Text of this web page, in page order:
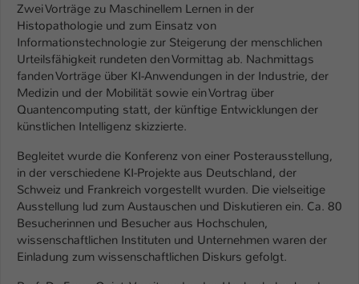
Zwei Vorträge zu Maschinellem Lernen in der
Histopathologie und zum Einsatz von
Informationstechnologie zur Steigerung der menschlichen
Urteilsfähigkeit rundeten den Vormittag ab. Nachmittags
fanden Vorträge über KI-Anwendungen in der Industrie, der
Medizin und der Mobilität sowie ein Vortrag über
Quantencomputing statt, der künftige Entwicklungen der
künstlichen Intelligenz skizzierte.
Begleitet wurde die Konferenz von einer Posterausstellung,
in der verschiedene KI-Projekte aus Deutschland, der
Schweiz und Frankreich vorgestellt wurden. Die vielseitige
Ausstellung lud zum Austauschen und Diskutieren ein. Ca. 80
Besucherinnen und Besucher aus Hochschulen,
wissenschaftlichen Instituten und Unternehmen waren der
Einladung zum wissenschaftlichen Diskurs gefolgt.
Laufzeit 1 Tag
Zweck
Dieser Cookie teilt der Webseite mit, ob
ein Besucher im Typo3-Backend
angemeldet ist und Rechte besitzt diese
zu verwalten.